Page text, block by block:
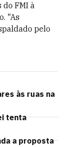
FMI à
"As
pelo
às ruas na
tenta
a proposta